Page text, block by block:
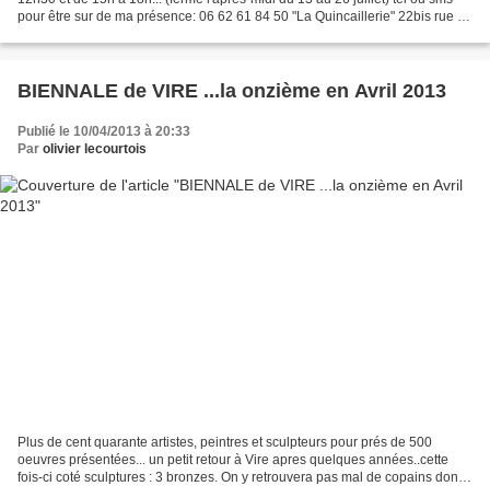
pour être sur de ma présence: 06 62 61 84 50 "La Quincaillerie" 22bis rue de
BIENNALE de VIRE ...la onzième en Avril 2013
Publié le 10/04/2013 à 20:33
Par olivier lecourtois
Plus de cent quarante artistes, peintres et sculpteurs pour prés de 500
oeuvres présentées... un petit retour à Vire apres quelques années..cette
fois-ci coté sculptures : 3 bronzes. On y retrouvera pas mal de copains dont